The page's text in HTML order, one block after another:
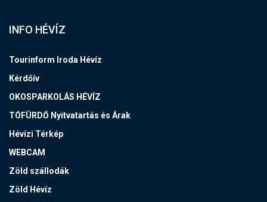
INFO HÉVÍZ
Tourinform Iroda Hévíz
Kérdőív
OKOSPARKOLÁS HÉVÍZ
TÓFÜRDŐ Nyitvatartás és Árak
Hévízi Térkép
WEBCAM
Zöld szállodák
Zöld Hévíz